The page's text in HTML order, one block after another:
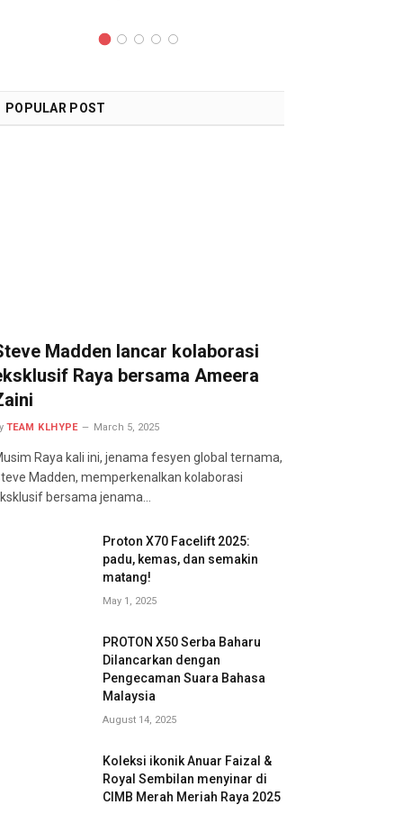
POPULAR POST
Madden lancar kolaborasi
Raya bersama Ameera
TEAM KLHYPE March 5, 2025
Raya kali ini, jenama fesyen global ternama,
Madden, memperkenalkan kolaborasi
bersama jenama…
Proton X70 Facelift 2025:
padu, kemas, dan semakin
matang!
May 1, 2025
PROTON X50 Serba Baharu
Dilancarkan dengan
Pengecaman Suara Bahasa
Malaysia
August 14, 2025
Koleksi ikonik Anuar Faizal &
Royal Sembilan menyinar di
CIMB Merah Meriah Raya 2025